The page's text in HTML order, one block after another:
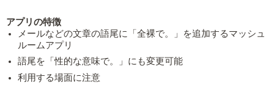
アプリの特徴
メールなどの文章の語尾に「全裸で。」を追加するマッシュ
ルームアプリ
語尾を「性的な意味で。」にも変更可能
利用する場面に注意